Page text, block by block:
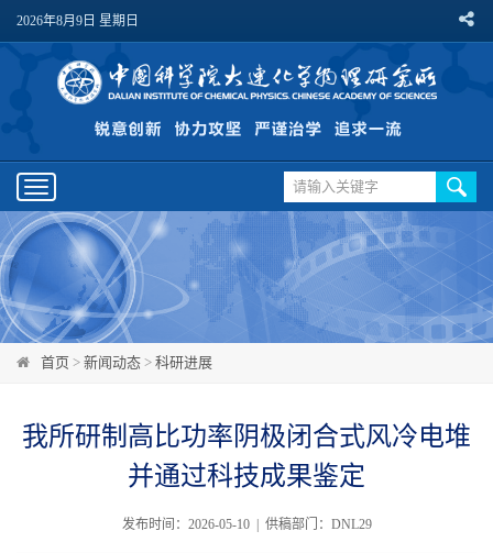
2026年8月9日 星期日
Toggle
navigation
首页 > 新闻动态 > 科研进展
我所研制高比功率阴极闭合式风冷电堆
并通过科技成果鉴定
发布时间：2026-05-10 | 供稿部门：DNL29